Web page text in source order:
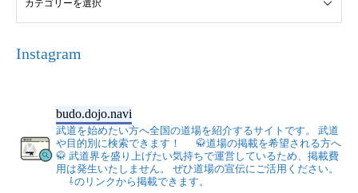
Instagram
budo.dojo.navi
武道を始めたい方へ全国の道場を紹介するサイトです。
武道
や目的別に検索できます！
🥋道場の掲載を希望される方へ
🥋 武道界を盛り上げたい気持ちで運営しているため、掲載費
用は発生いたしません。
ぜひ道場の宣伝にご活用ください。
⇩のリンクから掲載できます。